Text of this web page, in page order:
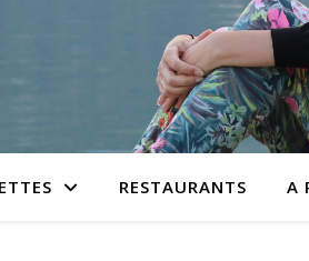
RESTAURANTS A